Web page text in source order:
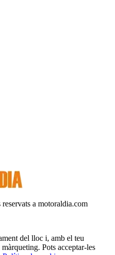
a motoraldia.com
del lloc i, amb el teu
Pots acceptar-les